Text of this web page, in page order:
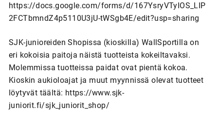
https://docs.google.com/forms/d/167YsryVTyIOS_LIP
2FCTbmndZ4p5110U3jU-tWSgb4E/edit?usp=sharing
SJK-junioreiden Shopissa (kioskilla) WallSportilla on
eri kokoisia paitoja näistä tuotteista kokeiltavaksi.
Molemmissa tuotteissa paidat ovat pientä kokoa.
Kioskin aukioloajat ja muut myynnissä olevat tuotteet
löytyvät täältä: https://www.sjk-
juniorit.fi/sjk_juniorit_shop/